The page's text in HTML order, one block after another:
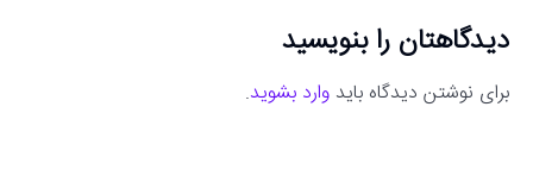
دیدگاهتان را بنویسید
برای نوشتن دیدگاه باید وارد بشوید.